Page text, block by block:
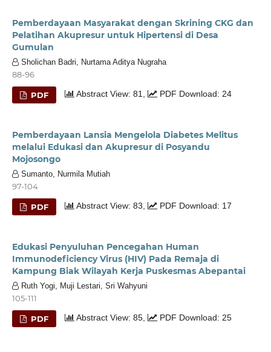
Pemberdayaan Masyarakat dengan Skrining CKG dan
Pelatihan Akupresur untuk Hipertensi di Desa
Gumulan
Sholichan Badri, Nurtama Aditya Nugraha
88-96
PDF Abstract View: 81, PDF Download: 24
Pemberdayaan Lansia Mengelola Diabetes Melitus
melalui Edukasi dan Akupresur di Posyandu
Mojosongo
Sumanto, Nurmila Mutiah
97-104
PDF Abstract View: 83, PDF Download: 17
Edukasi Penyuluhan Pencegahan Human
Immunodeficiency Virus (HIV) Pada Remaja di
Kampung Biak Wilayah Kerja Puskesmas Abepantai
Ruth Yogi, Muji Lestari, Sri Wahyuni
105-111
PDF Abstract View: 85, PDF Download: 25